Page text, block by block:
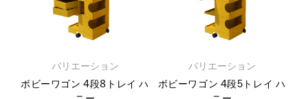
バリエーション
ボビーワゴン 4段8トレイ ハ
バリエーション
ボビーワゴン 4段5トレイ ハ